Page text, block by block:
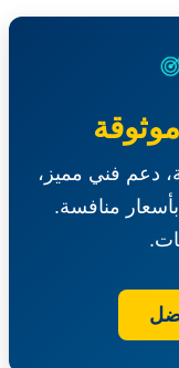
فني مميز،
منافسة.